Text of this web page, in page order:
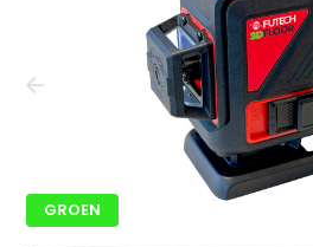
GROEN